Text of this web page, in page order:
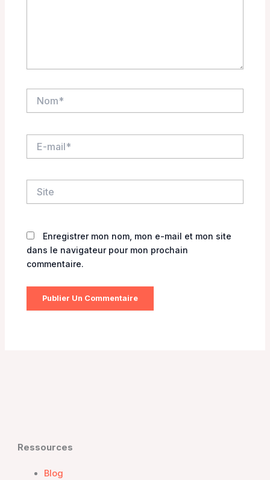
mail*
Enregistrer mon nom, mon e-mail et mon site
dans le navigateur pour mon prochain
commentaire.
Ressources
Blog